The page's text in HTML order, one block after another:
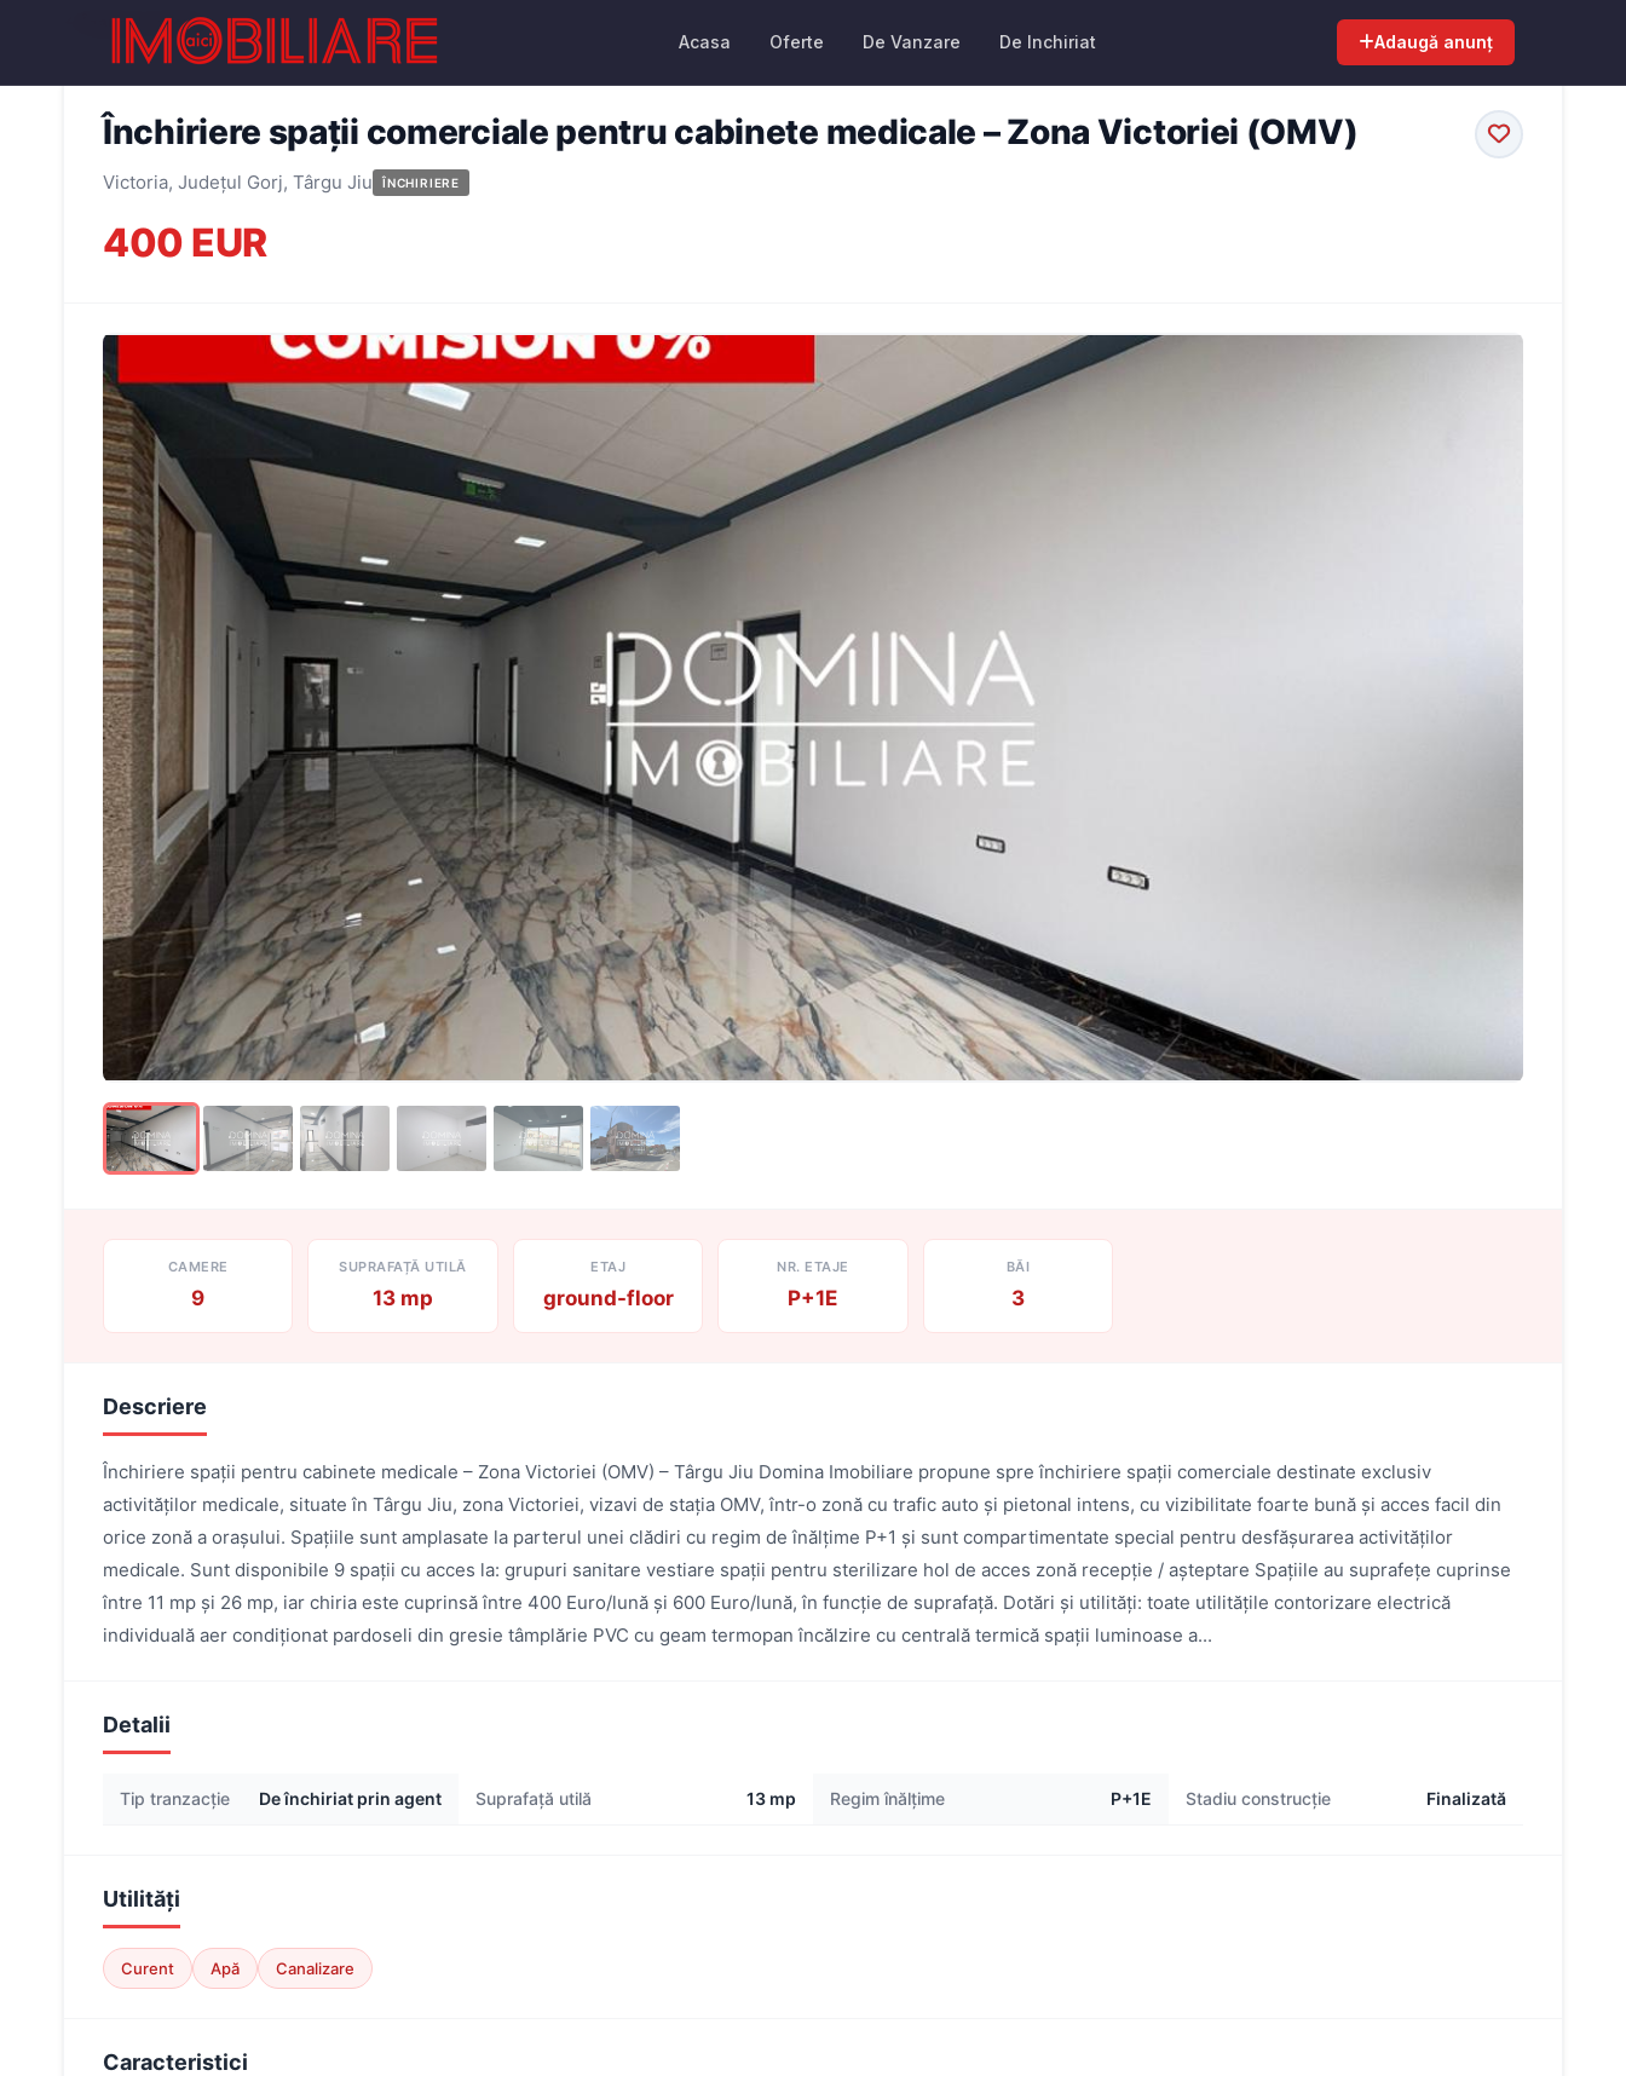
Acasa Oferte De Vanzare De Inchiriat Adaugă anunț
← Înapoi la oferte
Închiriere spații comerciale pentru cabinete medicale – Zona Victoriei (OMV)
Victoria, Județul Gorj, Târgu Jiu ÎNCHIRIERE
400 EUR
CAMERE
9
SUPRAFAȚĂ UTILĂ
13 mp
ETAJ
ground-floor
NR. ETAJE
P+1E
BĂI
3
Descriere
Închiriere spații pentru cabinete medicale – Zona Victoriei (OMV) – Târgu Jiu Domina Imobiliare propune spre închiriere spații comerciale destinate exclusiv
activităților medicale, situate în Târgu Jiu, zona Victoriei, vizavi de stația OMV, într-o zonă cu trafic auto și pietonal intens, cu vizibilitate foarte bună și acces facil din
orice zonă a orașului. Spațiile sunt amplasate la parterul unei clădiri cu regim de înălțime P+1 și sunt compartimentate special pentru desfășurarea activităților
medicale. Sunt disponibile 9 spații cu acces la: grupuri sanitare vestiare spații pentru sterilizare hol de acces zonă recepție / așteptare Spațiile au suprafețe cuprinse
între 11 mp și 26 mp, iar chiria este cuprinsă între 400 Euro/lună și 600 Euro/lună, în funcție de suprafață. Dotări și utilități: toate utilitățile contorizare electrică
individuală aer condiționat pardoseli din gresie tâmplărie PVC cu geam termopan încălzire cu centrală termică spații luminoase a...
Detalii
Tip tranzacție De închiriat prin agent Suprafață utilă 13 mp Regim înălțime P+1E Stadiu construcție Finalizată
Utilități
Curent Apă Canalizare
Caracteristici